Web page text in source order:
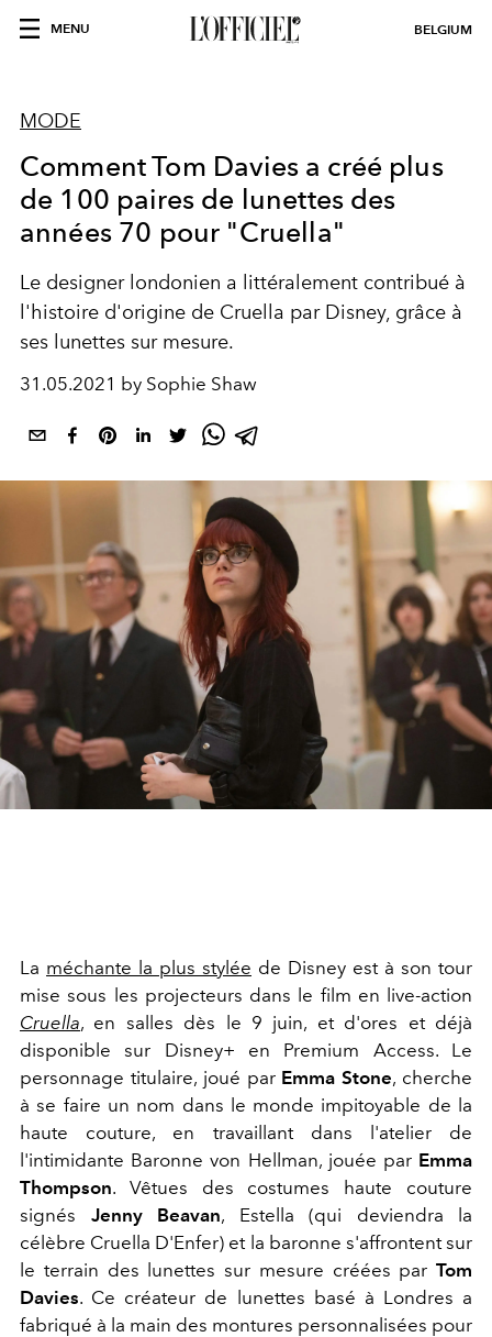
MENU BELGIUM
MODE
Comment Tom Davies a créé plus
de 100 paires de lunettes des
années 70 pour "Cruella"
Le designer londonien a littéralement contribué à
l'histoire d'origine de Cruella par Disney, grâce à
ses lunettes sur mesure.
31.05.2021 by Sophie Shaw
La méchante la plus stylée de Disney est à son tour
mise sous les projecteurs dans le film en live-action
Cruella, en salles dès le 9 juin, et d'ores et déjà
disponible sur Disney+ en Premium Access. Le
personnage titulaire, joué par Emma Stone, cherche
à se faire un nom dans le monde impitoyable de la
haute couture, en travaillant dans l'atelier de
l'intimidante Baronne von Hellman, jouée par Emma
Thompson. Vêtues des costumes haute couture
signés Jenny Beavan, Estella (qui deviendra la
célèbre Cruella D'Enfer) et la baronne s'affrontent sur
le terrain des lunettes sur mesure créées par Tom
Davies. Ce créateur de lunettes basé à Londres a
fabriqué à la main des montures personnalisées pour